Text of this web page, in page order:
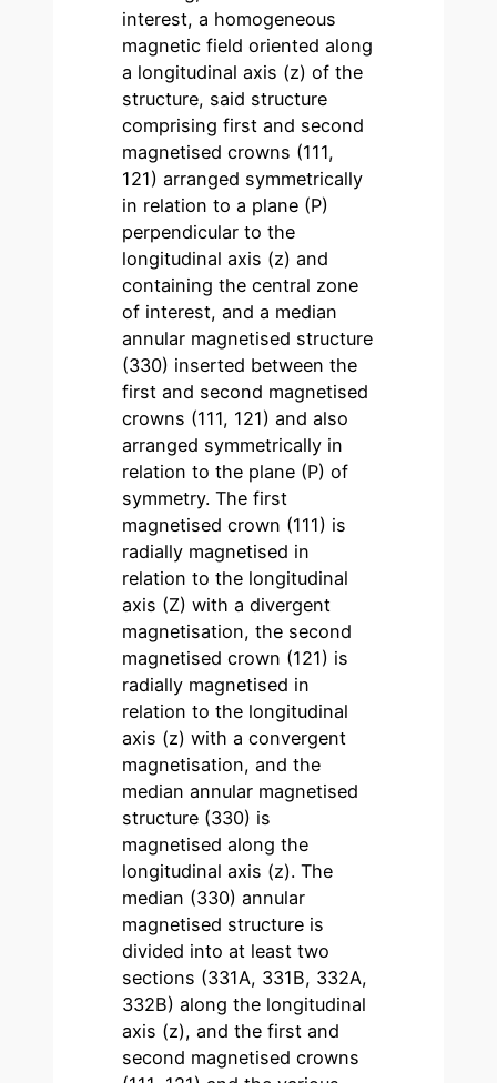
interest, a homogeneous
magnetic field oriented along
a longitudinal axis (z) of the
structure, said structure
comprising first and second
magnetised crowns (111,
121) arranged symmetrically
in relation to a plane (P)
perpendicular to the
longitudinal axis (z) and
containing the central zone
of interest, and a median
annular magnetised structure
(330) inserted between the
first and second magnetised
crowns (111, 121) and also
arranged symmetrically in
relation to the plane (P) of
symmetry. The first
magnetised crown (111) is
radially magnetised in
relation to the longitudinal
axis (Z) with a divergent
magnetisation, the second
magnetised crown (121) is
radially magnetised in
relation to the longitudinal
axis (z) with a convergent
magnetisation, and the
median annular magnetised
structure (330) is
magnetised along the
longitudinal axis (z). The
median (330) annular
magnetised structure is
divided into at least two
sections (331A, 331B, 332A,
332B) along the longitudinal
axis (z), and the first and
second magnetised crowns